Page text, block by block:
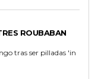
ROUBABAN
tras ser pilladas 'in